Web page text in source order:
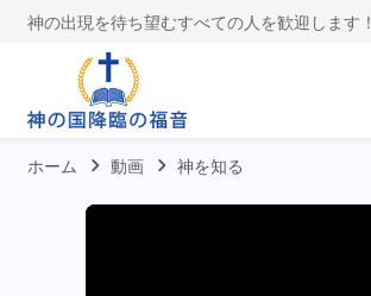
神の出現を待ち望むすべての人を歓迎します！
ホーム 動画 神を知る